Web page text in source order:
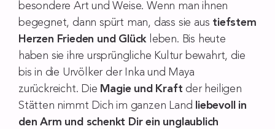
besondere Art und Weise. Wenn man ihnen
begegnet, dann spürt man, dass sie aus tiefstem
Herzen Frieden und Glückleben. Bis heute
haben sie ihre ursprüngliche Kultur bewahrt, die
bis in die Urvölker der Inka und Maya
zurückreicht. Die Magie und Kraft der heiligen
Stätten nimmt Dich im ganzen Land liebevoll in
den Arm und schenkt Dir ein unglaublich